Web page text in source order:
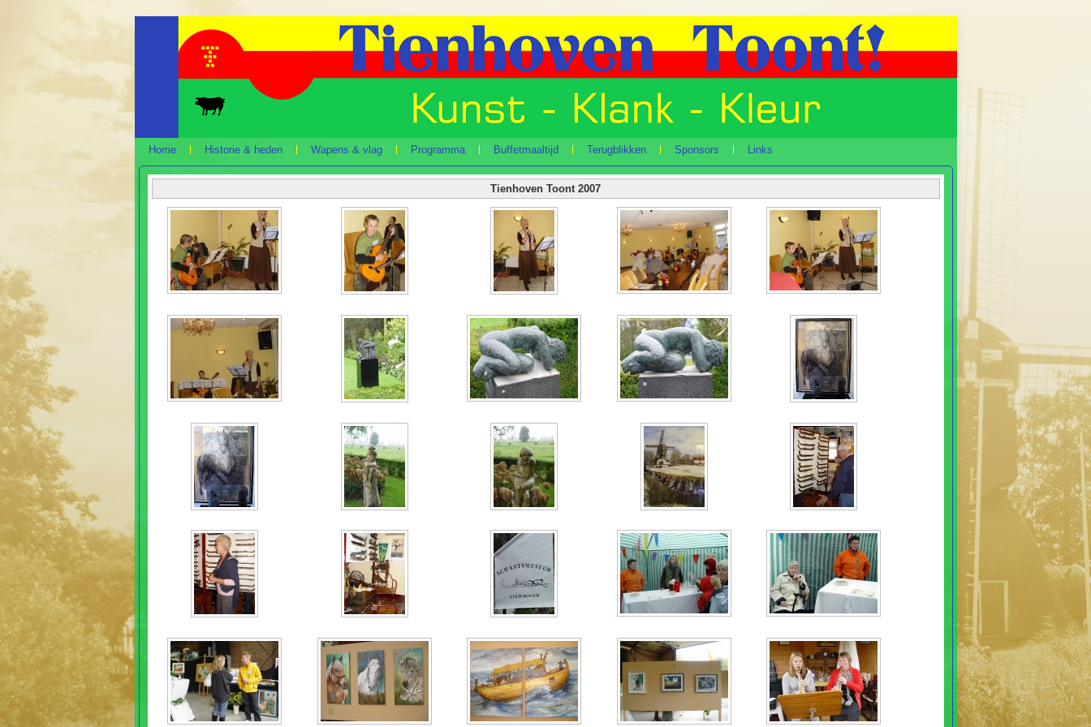
Home Historie & heden Wapens & vlag Programma Buffetmaaltijd Terugblikken Sponsors Links
Tienhoven Toont 2007